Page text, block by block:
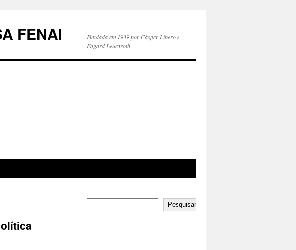
FENAI
Fundada em 1939 por Cásper Líbero e
Edgard Leuenroth
Pesquisar